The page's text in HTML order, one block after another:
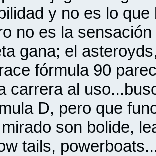
y no es lo
no es la
gana; el
fórmula 90
carrera al
D, pero que
son bolide,
tails,